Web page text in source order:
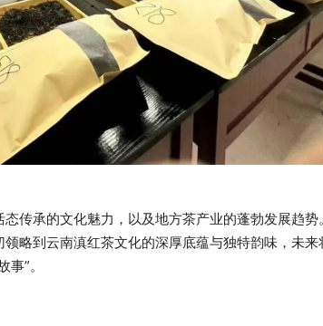
传承的文化魅力，以及地方茶产业的蓬勃发展趋势
略到云南滇红茶文化的深厚底蕴与独特韵味，未来
”。